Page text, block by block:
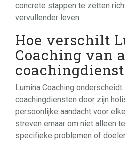
concrete stappen te zetten
vervullender leven.
Hoe verschilt
Coaching van
Lumina Coaching onderscheidt
coachingdiensten door zijn
persoonlijke aandacht voor
streven ernaar om niet alleen
specifieke problemen of